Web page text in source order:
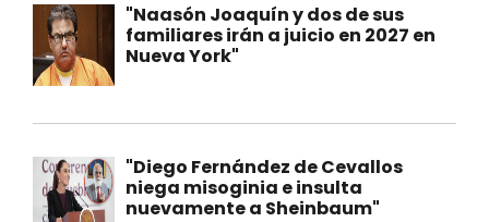
"Naasón Joaquín y dos de sus
familiares irán a juicio en 2027 en
Nueva York"
"Diego Fernández de Cevallos
niega misoginia e insulta
nuevamente a Sheinbaum"